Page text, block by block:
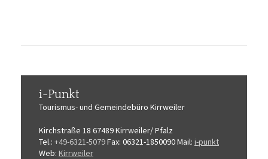
i-Punkt
Tourismus-und Gemeindebüro Kirrweiler
Kirchstraße 18 67489 Kirrweiler/ Pfalz
Tel.: +49-6321-5079Fax: 06321-1850090Mail: i-punkt
Web: Kirrweiler